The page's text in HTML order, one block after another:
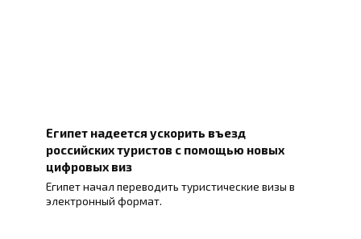
Египет надеется ускорить въезд
российских туристов с помощью новых
цифровых виз
Египет начал переводить туристические визы в
электронный формат.